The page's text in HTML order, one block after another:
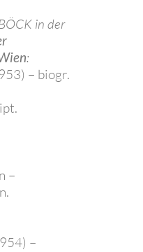
in der
:
– biogr.
–
–